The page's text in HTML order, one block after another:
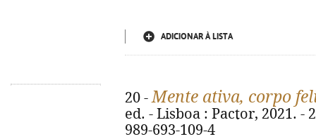
ADICIONAR À LISTA
20 -Mente ativa, corpo
ed. - Lisboa : Pactor, 2021. -
989-693-109-4